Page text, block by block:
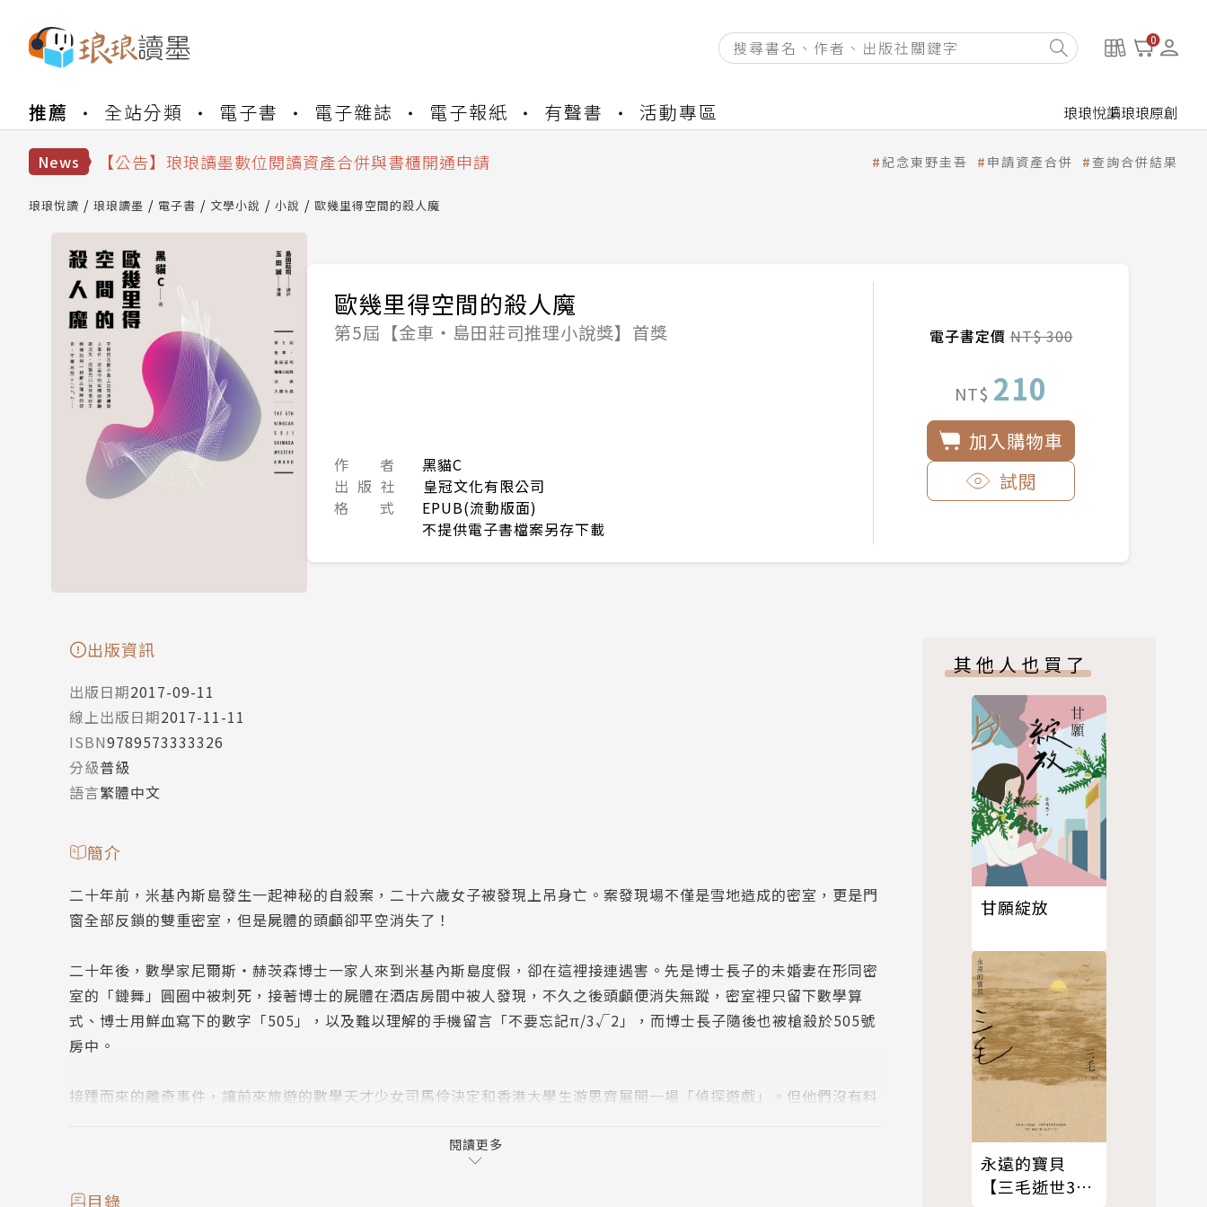
0
推薦 全站分類 電子書 電子雜誌 電子報紙 有聲書 活動專區 琅琅悅讀琅琅原創
News
【公告】因 Readmoo 讀墨系統維護中，本站同步暫停部分閱讀服務
【公告】琅琅讀墨書櫃開通常見問題
【公告】琅琅書店服務升級重要說明及資產合併結果查詢
【公告】因 Readmoo 讀墨系統維護中，本站同步暫停部分閱讀服務
紀念東野圭吾 申請資產合併 查詢合併結果
琅琅悅讀 琅琅讀墨 電子書 文學小說 小說 歐幾里得空間的殺人魔
歐幾里得空間的殺人魔
第5屆【金車‧島田莊司推理小說獎】首獎
作 者
黑貓C
出 版 社
皇冠文化有限公司
格 式
EPUB(流動版面)
不提供電子書檔案另存下載
電子書定價NT$ 300
NT$ 210
加入購物車
試閱
出版資訊
出版日期2017-09-11
線上出版日期2017-11-11
ISBN9789573333326
分級普級
語言繁體中文
簡介
二十年前，米基內斯島發生一起神秘的自殺案，二十六歲女子被發現上吊身亡。案發現場不僅是雪地造成的密室，更是門
窗全部反鎖的雙重密室，但是屍體的頭顱卻平空消失了！
二十年後，數學家尼爾斯‧赫茨森博士一家人來到米基內斯島度假，卻在這裡接連遇害。先是博士長子的未婚妻在形同密
室的「鏈舞」圓圈中被刺死，接著博士的屍體在酒店房間中被人發現，不久之後頭顱便消失無蹤，密室裡只留下數學算
式、博士用鮮血寫下的數字「505」，以及難以理解的手機留言「不要忘記π/3√2」，而博士長子隨後也被槍殺於505號
房中。
接踵而來的離奇事件，讓前來旅遊的數學天才少女司馬伶決定和香港大學生游思齊展開一場「偵探遊戲」。但他們沒有料
黑貓C
閱讀更多
目錄
其他人也買了
甘願綻放
永遠的寶貝
【三毛逝世30